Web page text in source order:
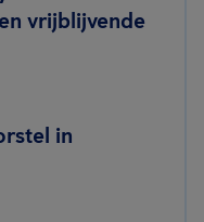
vrijblijvende
in